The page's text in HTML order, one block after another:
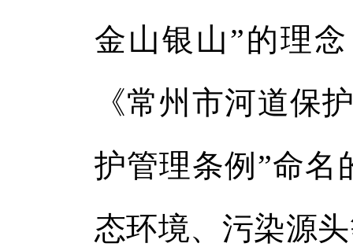
金山银山”的理
《常州市河道保
护管理条例”命名
态环境、污染源